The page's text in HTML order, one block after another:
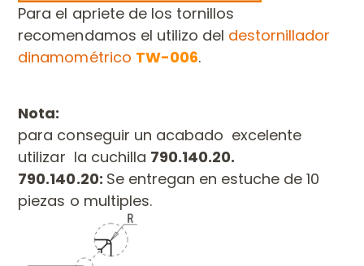
Para el apriete de los tornillos
recomendamos el utilizo del destornillador
dinamométrico TW-006.
Nota:
para conseguir un acabado excelente
utilizar la cuchilla 790.140.20.
790.140.20: Se entregan en estuche de 10
piezas o multiples.